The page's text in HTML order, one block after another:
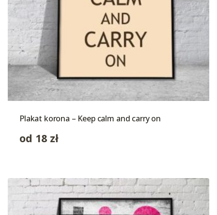
Plakat korona – Keep calm and carry on
od 18 zł